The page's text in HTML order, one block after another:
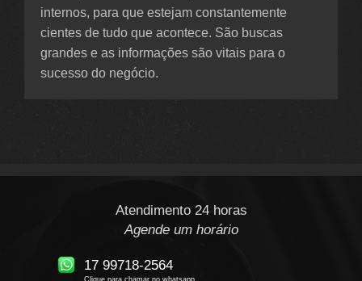
internos, para que estejam constantemente
cientes de tudo que acontece. São buscas
grandes e as informações são vitais para o
sucesso do negócio.
Atendimento 24 horas
Agende um horário
17 99718-2564
Clique para chamar no whatsapp